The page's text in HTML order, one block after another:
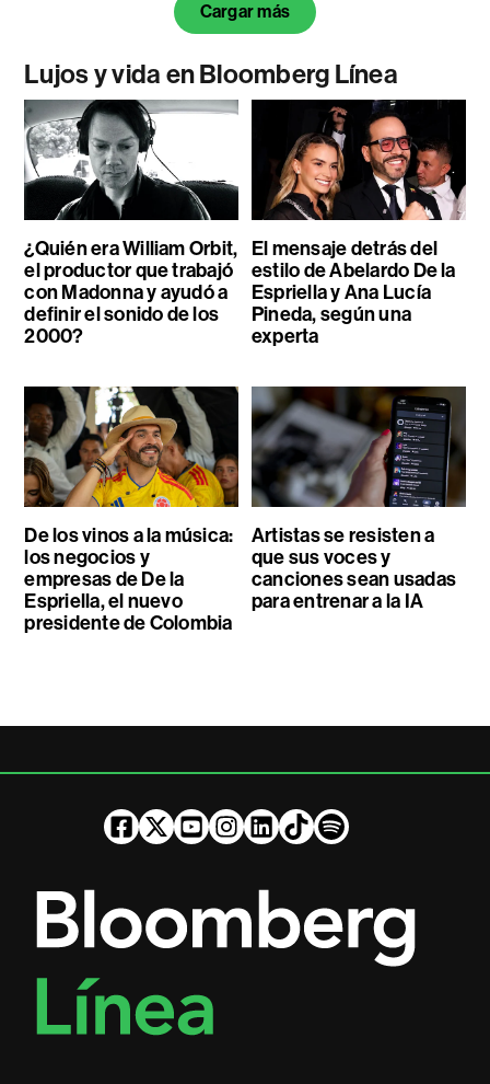
Cargar más
Lujos y vida en Bloomberg Línea
¿Quién era William Orbit,
el productor que trabajó
con Madonna y ayudó a
definir el sonido de los
2000?
El mensaje detrás del
estilo de Abelardo De la
Espriella y Ana Lucía
Pineda, según una
experta
De los vinos a la música:
los negocios y
empresas de De la
Espriella, el nuevo
presidente de Colombia
Artistas se resisten a
que sus voces y
canciones sean usadas
para entrenar a la IA